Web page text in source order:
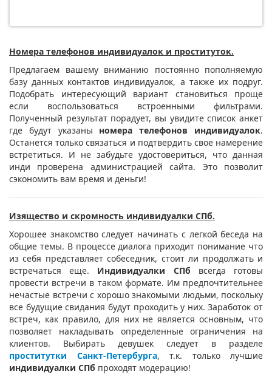
Номера телефонов индивидуалок и проституток.
Предлагаем вашему вниманию постоянно пополняемую
базу данных контактов индивидуалок, а также их подруг.
Подобрать интересующий вариант становиться проще
если воспользоваться встроенными фильтрами.
Полученный результат порадует, вы увидите список анкет
где будут указаны номера телефонов индивидуалок.
Останется только связаться и подтвердить свое намерение
встретиться. И не забудьте удостовериться, что данная
инди проверена администрацией сайта. Это позволит
сэкономить вам время и деньги!
Изящество и скромность индивидуалки СПб.
Хорошее знакомство следует начинать с легкой беседа на
общие темы. В процессе диалога приходит понимание что
из себя представляет собеседник, стоит ли продолжать и
встречаться еще. Индивидуалки СПб всегда готовы
провести встречи в таком формате. Им предпочтительнее
нечастые встречи с хорошо знакомыми людьми, поскольку
все будущие свидания будут проходить у них. Заработок от
встреч, как правило, для них не является основным, что
позволяет накладывать определенные ограничения на
клиентов. Выбирать девушек следует в разделе
проститутки Санкт-Петербурга, т.к. только лучшие
индивидуалки СПб проходят модерацию!